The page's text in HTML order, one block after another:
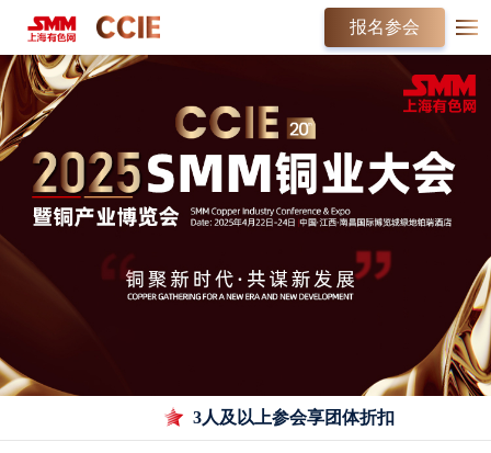
报名参会
3人及以上参会享团体折扣